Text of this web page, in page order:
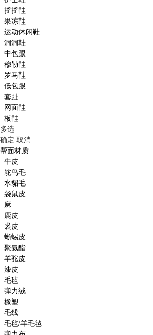
摇摇鞋
果冻鞋
运动休闲鞋
洞洞鞋
中包跟
穆勒鞋
罗马鞋
低包跟
套趾
网面鞋
板鞋
多选
确定 取消
帮面材质
牛皮
鸵鸟毛
水貂毛
袋鼠皮
麻
鹿皮
裘皮
蜥蜴皮
聚氨酯
羊驼皮
漆皮
毛毡
弹力绒
橡塑
毛线
毛毡/羊毛毡